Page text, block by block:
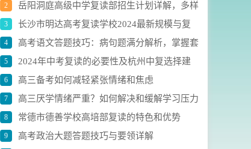
费用详解
2
岳阳洞庭高级中学复读部招生计划详解，多样
化选科组合助力学生成长
3
长沙市明达高考复读学校2024最新规模与复
读生人数实时统计
4
高考语文答题技巧：病句题满分解析，掌握套
路轻松应对
5
2024年中考复读的必要性及杭州中复选择建
议
6 高三备考如何减轻紧张情绪和焦虑
7 高三厌学情绪严重？如何解决和缓解学习压力
8 常德市德善学校高培部复读的特色和优势
9 高考政治大题答题技巧与要领详解